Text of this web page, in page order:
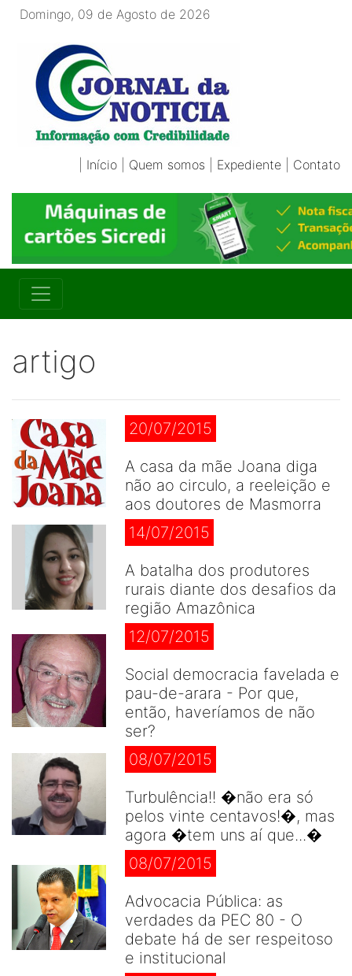
Domingo, 09 de Agosto de 2026
Início Quem somos Expediente Contato
artigo
20/07/2015
A casa da mãe Joana diga
não ao circulo, a reeleição e
aos doutores de Masmorra
14/07/2015
A batalha dos produtores
rurais diante dos desafios da
região Amazônica
12/07/2015
Social democracia favelada e
pau-de-arara - Por que,
então, haveríamos de não
ser?
08/07/2015
Turbulência!! �não era só
pelos vinte centavos!�, mas
agora �tem uns aí que...�
08/07/2015
Advocacia Pública: as
verdades da PEC 80 - O
debate há de ser respeitoso
e institucional